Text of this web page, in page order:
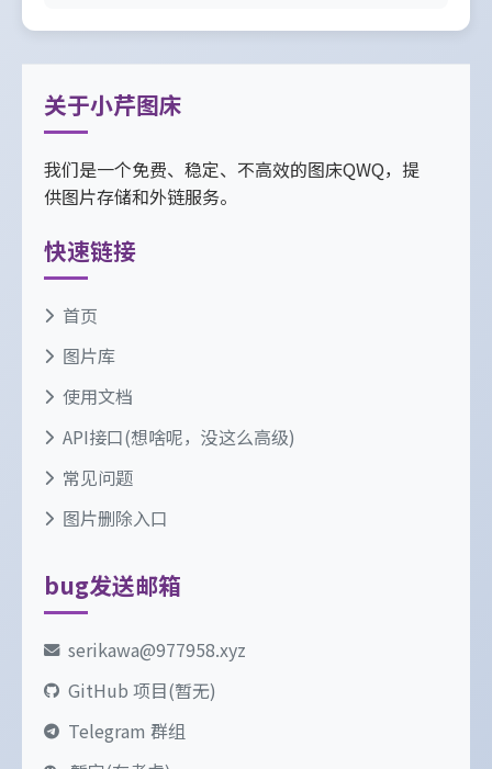
关于小芹图床
我们是一个免费、稳定、不高效的图床QWQ，提
供图片存储和外链服务。
快速链接
首页
图片库
使用文档
API接口(想啥呢，没这么高级)
常见问题
图片删除入口
bug发送邮箱
serikawa@977958.xyz
GitHub 项目(暂无)
Telegram 群组